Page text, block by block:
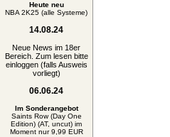
Heute neu
NBA 2K25 (alle Systeme)
14.08.24
Neue News im 18er
Bereich. Zum lesen bitte
einloggen (falls Ausweis
vorliegt)
06.06.24
Im Sonderangebot
Saints Row (Day One
Edition) (AT, uncut) im
Moment nur 9,99 EUR